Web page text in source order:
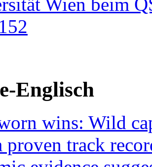
Englisch
wins: Wild
proven track